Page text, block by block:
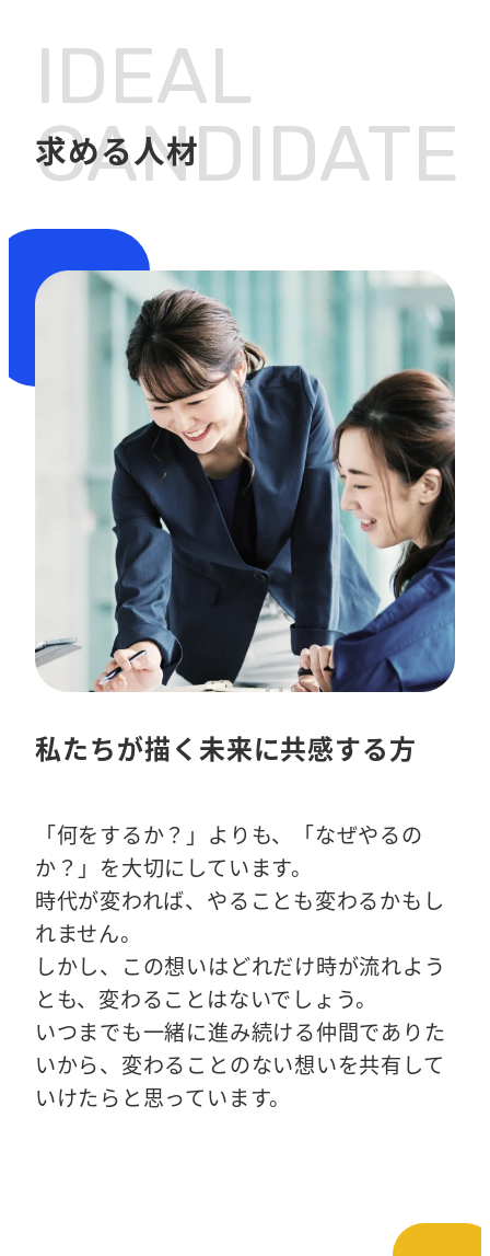
IDEAL
CANDIDATE
求める人材
私たちが描く未来に共感する方
「何をするか？」よりも、「なぜやるの
か？」を大切にしています。
時代が変われば、やることも変わるかもし
れません。
しかし、この想いはどれだけ時が流れよう
とも、変わることはないでしょう。
いつまでも一緒に進み続ける仲間でありた
いから、変わることのない想いを共有して
いけたらと思っています。